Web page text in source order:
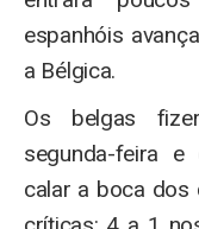
espanhóis
a Bélgica.
Os belgas
segunda-feira e
calar a boca dos